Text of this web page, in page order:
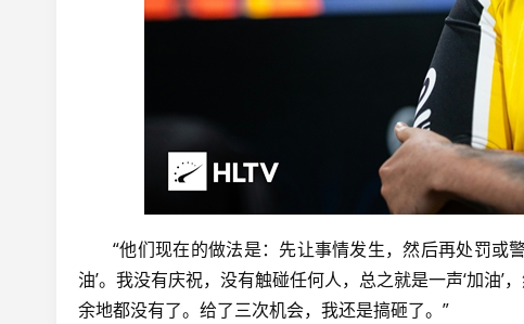
“他们现在的做法是：先让事情发生，然后再处罚或
油’。我没有庆祝，没有触碰任何人，总之就是一声‘加油
余地都没有了。给了三次机会，我还是搞砸了。”